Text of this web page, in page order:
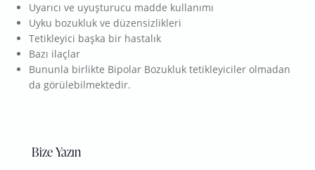
Uyarıcı ve uyuşturucu madde kullanımı
Uyku bozukluk ve düzensizlikleri
Tetikleyici başka bir hastalık
Bazı ilaçlar
Bununla birlikte Bipolar Bozukluk tetikleyiciler olmadan
da görülebilmektedir.
Bize Yazın